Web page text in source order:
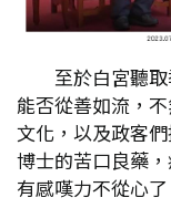
至於白宮聽
能否從善如流，
文化，以及政客
博士的苦口良藥
有感嘆力不從心了